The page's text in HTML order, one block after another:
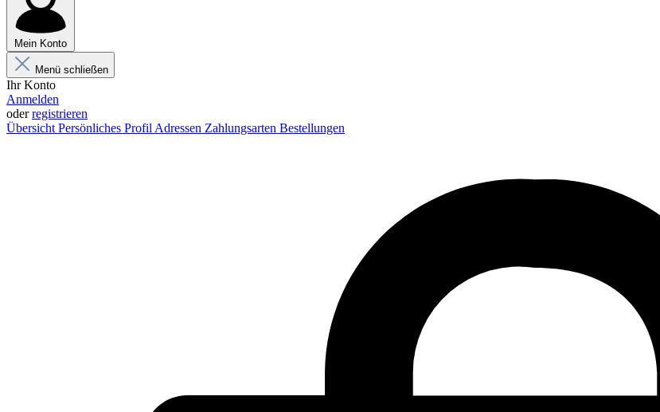
Mein Konto
Menü schließen
Ihr Konto
Anmelden
oderregistrieren
Übersicht Persönliches Profil Adressen Zahlungsarten Bestellungen